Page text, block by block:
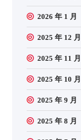
2026 年 1 月
2025 年 12 月
2025 年 11 月
2025 年 10 月
2025 年 9 月
2025 年 8 月